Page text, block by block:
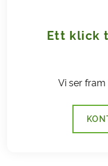
Ett klick
Vi ser